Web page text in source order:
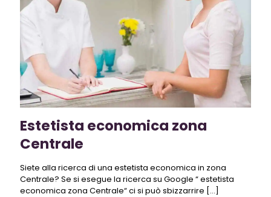
Estetista economica zona
Centrale
Siete alla ricerca di una estetista economica in zona
Centrale? Se si esegue la ricerca su Google “ estetista
economica zona Centrale“ ci si può sbizzarrire […]